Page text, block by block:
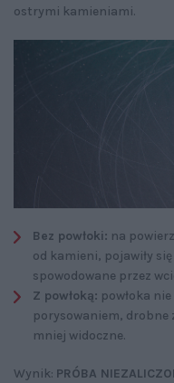
ostrymi kamieniami.
Bez powłoki: na
od kamieni, pojawiły
spowodowane przez
Z powłoką: powłoka
porysowaniem, drobne
mniej widoczne.
Wynik: PRÓBA